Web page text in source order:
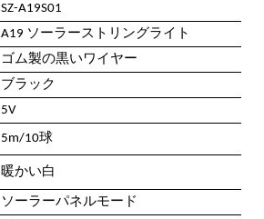
SZ-A19S01
A19 ソーラーストリングライト
ゴム製の黒いワイヤー
ブラック
5V
5m/10球
暖かい白
ソーラーパネルモード